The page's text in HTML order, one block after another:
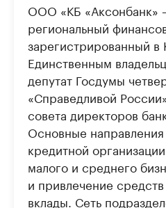
ООО «КБ «Аксонбанк»
региональный
зарегистрированный в
Единственным
депутат Госдумы
«Справедливой
совета директоров
Основные направления
кредитной
малого и среднего
и привлечение
вклады. Сеть